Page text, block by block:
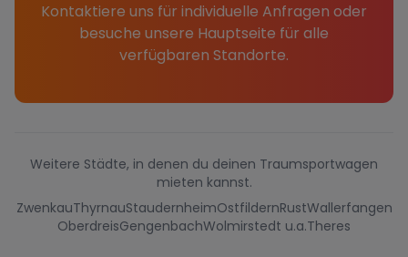
Kontaktiere uns für individuelle Anfragen oder
besuche unsere Hauptseite für alle
verfügbaren Standorte.
Weitere Städte, in denen du deinen Traumsportwagen
mieten kannst.
ZwenkauThyrnauStaudernheimOstfildernRustWallerfangen
OberdreisGengenbachWolmirstedt u.a.Theres